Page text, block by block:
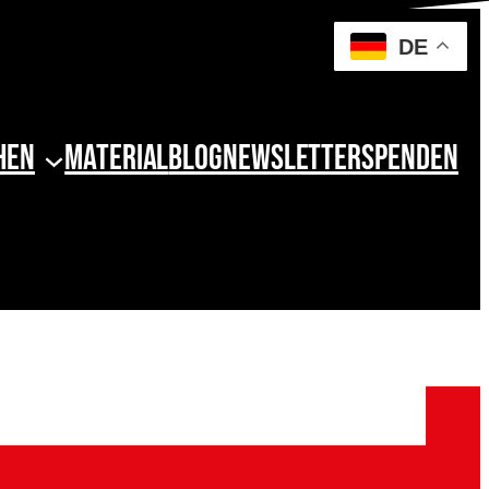
MaterialBlogNewsletterSpenden
DE